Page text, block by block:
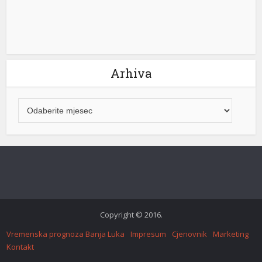
Arhiva
Copyright © 2016.
Vremenska prognoza Banja Luka
Impresum Cjenovnik
Marketing
Kontakt